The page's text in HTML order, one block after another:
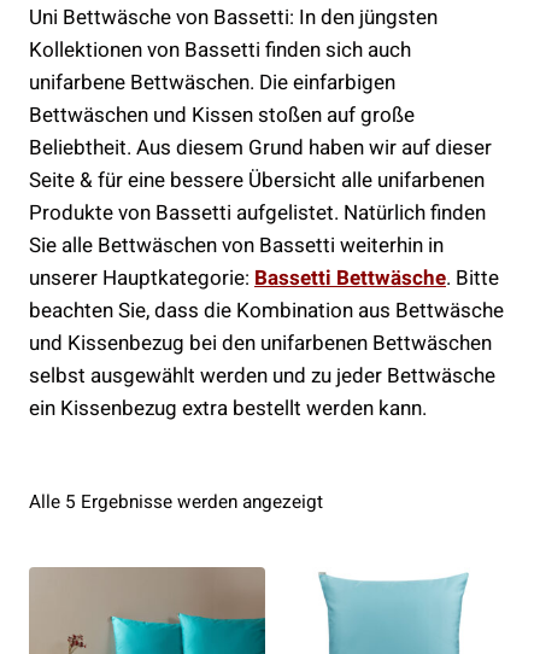
Uni Bettwäsche von Bassetti: In den jüngsten
Kollektionen von Bassetti finden sich auch
unifarbene Bettwäschen. Die einfarbigen
Bettwäschen und Kissen stoßen auf große
Beliebtheit. Aus diesem Grund haben wir auf dieser
Seite & für eine bessere Übersicht alle unifarbenen
Produkte von Bassetti aufgelistet. Natürlich finden
Sie alle Bettwäschen von Bassetti weiterhin in
unserer Hauptkategorie: Bassetti Bettwäsche. Bitte
beachten Sie, dass die Kombination aus Bettwäsche
und Kissenbezug bei den unifarbenen Bettwäschen
selbst ausgewählt werden und zu jeder Bettwäsche
ein Kissenbezug extra bestellt werden kann.
Alle 5 Ergebnisse werden angezeigtNach
sortiert